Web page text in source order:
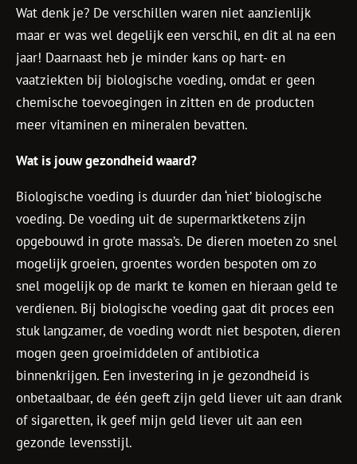
Wat denk je? De verschillen waren niet aanzienlijk
maar er was wel degelijk een verschil, en dit al na een
jaar! Daarnaast heb je minder kans op hart- en
vaatziekten bij biologische voeding, omdat er geen
chemische toevoegingen in zitten en de producten
meer vitaminen en mineralen bevatten.
Wat is jouw gezondheid waard?
Biologische voeding is duurder dan ‘niet’ biologische
voeding. De voeding uit de supermarktketens zijn
opgebouwd in grote massa’s. De dieren moeten zo snel
mogelijk groeien, groentes worden bespoten om zo
snel mogelijk op de markt te komen en hieraan geld te
verdienen. Bij biologische voeding gaat dit proces een
stuk langzamer, de voeding wordt niet bespoten, dieren
mogen geen groeimiddelen of antibiotica
binnenkrijgen. Een investering in je gezondheid is
onbetaalbaar, de één geeft zijn geld liever uit aan drank
of sigaretten, ik geef mijn geld liever uit aan een
gezonde levensstijl.